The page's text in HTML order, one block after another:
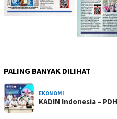
PALING BANYAK DILIHAT
EKONOMI
KADIN Indonesia –